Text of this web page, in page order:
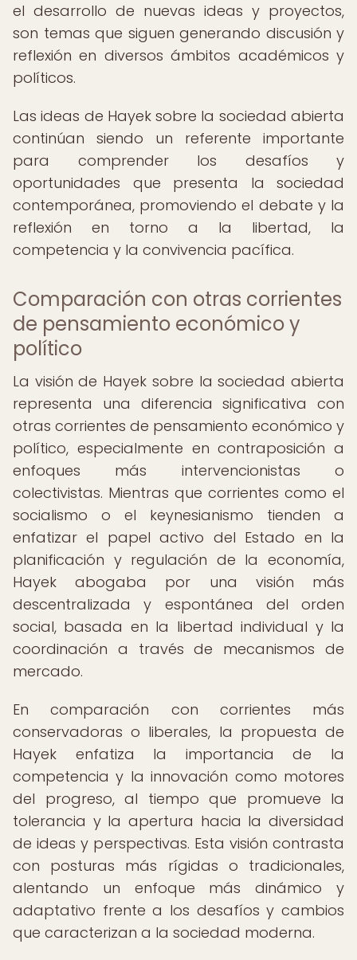
el desarrollo de nuevas ideas y proyectos,
son temas que siguen generando discusión y
reflexión en diversos ámbitos académicos y
políticos.
Las ideas de Hayek sobre la sociedad abierta
continúan siendo un referente importante
para comprender los desafíos y
oportunidades que presenta la sociedad
contemporánea, promoviendo el debate y la
reflexión en torno a la libertad, la
competencia y la convivencia pacífica.
Comparación con otras corrientes
de pensamiento económico y
político
La visión de Hayek sobre la sociedad abierta
representa una diferencia significativa con
otras corrientes de pensamiento económico y
político, especialmente en contraposición a
enfoques más intervencionistas o
colectivistas. Mientras que corrientes como el
socialismo o el keynesianismo tienden a
enfatizar el papel activo del Estado en la
planificación y regulación de la economía,
Hayek abogaba por una visión más
descentralizada y espontánea del orden
social, basada en la libertad individual y la
coordinación a través de mecanismos de
mercado.
En comparación con corrientes más
conservadoras o liberales, la propuesta de
Hayek enfatiza la importancia de la
competencia y la innovación como motores
del progreso, al tiempo que promueve la
tolerancia y la apertura hacia la diversidad
de ideas y perspectivas. Esta visión contrasta
con posturas más rígidas o tradicionales,
alentando un enfoque más dinámico y
adaptativo frente a los desafíos y cambios
que caracterizan a la sociedad moderna.